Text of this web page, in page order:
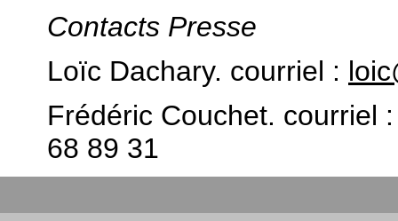
Contacts Presse
Loïc Dachary. courriel :
Frédéric Couchet. courriel
68 89 31